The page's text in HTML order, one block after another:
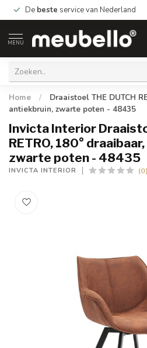
De beste service van Nederland
MENU
Home /
Draaistoel THE DUTCH
antiekbruin, zwarte poten - 48435
Invicta Interior
RETRO, 180°
zwarte poten - 48435
INVICTA INTERIOR (0)